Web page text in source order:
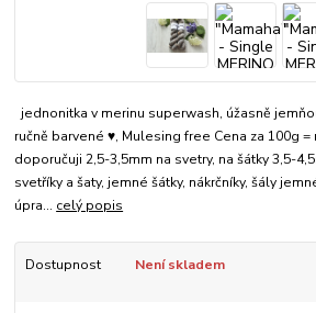
jednonitka v merinu superwash, úžasně
ručně barvené ♥, Mulesing free Cena za 100g =
doporučuji 2,5-3,5mm na svetry, na šátky
svetříky a šaty, jemné šátky, nákrčníky, šály
úpra... celý popis
Dostupnost Není skladem